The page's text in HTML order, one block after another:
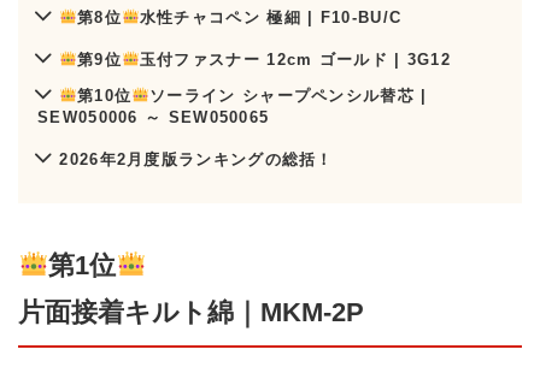
第8位 水性チャコペン 極細 | F10-BU/C
第9位
玉付ファスナー 12cm ゴールド | 3G12
第10位
ソーライン シャープペンシル替芯 |
SEW050006 ～ SEW050065
2026年2月度版ランキングの総括！
第1位
片面接着キルト綿｜MKM-2P